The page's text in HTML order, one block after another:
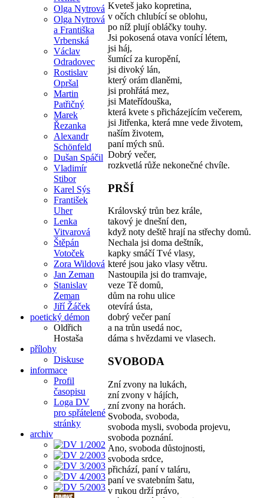
Olga Nytrová
Olga Nytrová
a Františka
Vrbenská
Václav
Odradovec
Rostislav
Opršal
Martin
Patřičný
Marek
Řezanka
Alexandr
Schönfeld
Dušan Spáčil
Vladimír
Stibor
Karel Sýs
František
Uher
Lenka
Vitvarová
Štěpán
Votoček
Zora Wildová
Jan Zeman
Stanislav
Zeman
Jiří Žáček
poetický démon
Oldřich
Hostaša
přílohy
Diskuse
informace
Profil
časopisu
Loga DV
pro spřátelené
stránky
archiv
Kveteš jako kopretina,
v očích chlubící se oblohu,
po níž plují obláčky touhy.
Jsi pokosená otava vonící létem,
jsi háj,
šumící za kuropění,
jsi divoký lán,
který orám dlaněmi,
jsi prohřátá mez,
jsi Mateřídouška,
která kvete s přicházejícím večerem,
jsi Jitřenka, která mne vede životem,
naším životem,
paní mých snů.
Dobrý večer,
rozkvetlá růže nekonečné chvíle.
PRŠÍ
Královský trůn bez krále,
takový je dnešní den,
když noty deště hrají na střechy domů.
Nechala jsi doma deštník,
kapky smáčí Tvé vlasy,
které jsou jako vlasy větru.
Nastoupila jsi do tramvaje,
veze Tě domů,
dům na rohu ulice
otevírá ústa,
dobrý večer paní
a na trůn usedá noc,
dáma s hvězdami ve vlasech.
SVOBODA
Zní zvony na lukách,
zní zvony v hájích,
zní zvony na horách.
Svoboda, svoboda,
svoboda mysli, svoboda projevu,
svoboda poznání.
Ano, svoboda důstojnosti,
svoboda srdce,
přichází, paní v taláru,
paní ve svatebním šatu,
v rukou drží právo,